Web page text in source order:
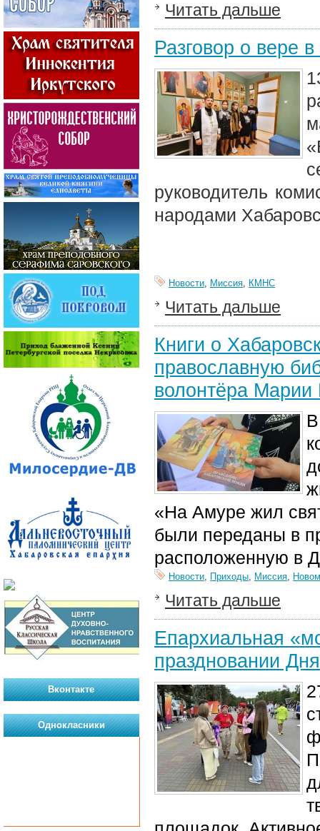
Читать дальше
Разговор о вере
руководитель
народами
Новости, Миссия, КМНС
Читать дальше
Книги о
православную
волонтёра Марии
«На Амуре жил
были переданы в
расположенную в
Новости, Приходы, Миссия,
Читать дальше
Епархиальная
праздновании
Вконтакте
Однокласники